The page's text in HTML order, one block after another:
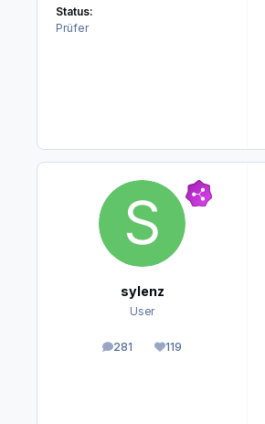
Status:
Prüfer
sylenz
User
281
Beiträge 119
Reputation